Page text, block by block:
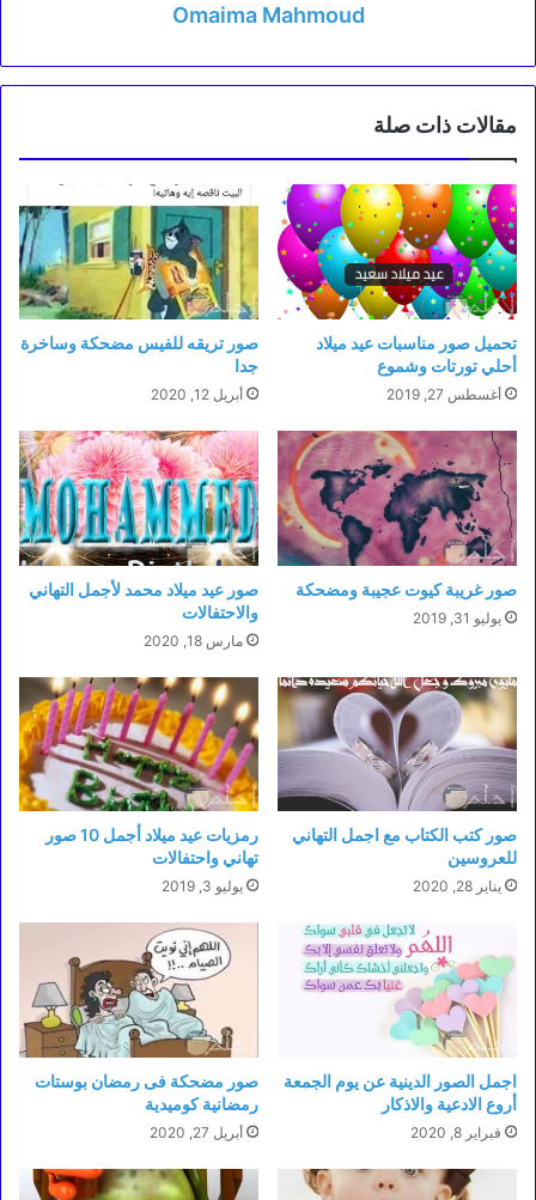
Omaima Mahmoud
مقالات ذات صلة
تحميل صور مناسبات عيد ميلاد
أحلي تورتات وشموع
أغسطس 27, 2019
صور تريقه للفيس مضحكة وساخرة
جدا
أبريل 12, 2020
صور غريبة كيوت عجيبة ومضحكة
يوليو 31, 2019
صور عيد ميلاد محمد لأجمل التهاني
والاحتفالات
مارس 18, 2020
صور كتب الكتاب مع اجمل التهاني
للعروسين
يناير 28, 2020
رمزيات عيد ميلاد أجمل 10 صور
تهاني واحتفالات
يوليو 3, 2019
اجمل الصور الدينية عن يوم الجمعة
أروع الادعية والاذكار
فبراير 8, 2020
صور مضحكة فى رمضان بوستات
رمضانية كوميدية
أبريل 27, 2020